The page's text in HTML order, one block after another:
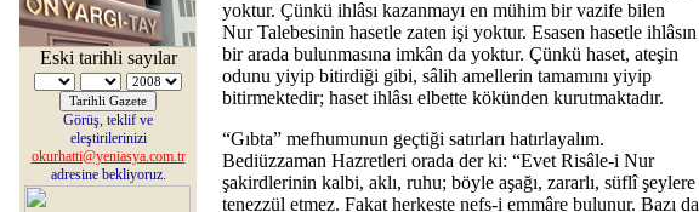
Eski tarihli sayılar
Görüş, teklif ve
eleştirilerinizi
okurhatti@yeniasya.com.tr
adresine bekliyoruz.
yoktur. Çünkü ihlâsı kazanmayı en mühim bir vazife bilen
Nur Talebesinin hasetle zaten işi yoktur. Esasen hasetle ihlâsın
bir arada bulunmasına imkân da yoktur. Çünkü haset, ateşin
odunu yiyip bitirdiği gibi, sâlih amellerin tamamını yiyip
bitirmektedir; haset ihlâsı elbette kökünden kurutmaktadır.
“Gıbta” mefhumunun geçtiği satırları hatırlayalım.
Bediüzzaman Hazretleri orada der ki: “Evet Risâle-i Nur
şakirdlerinin kalbi, aklı, ruhu; böyle aşağı, zararlı, süflî şeylere
tenezzül etmez. Fakat herkeste nefs-i emmâre bulunur. Bazı da